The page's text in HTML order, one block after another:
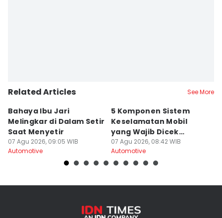
Related Articles See More
Bahaya Ibu Jari
Melingkar di Dalam Setir
Saat Menyetir
07 Agu 2026, 09:05 WIB
Automotive
5 Komponen Sistem
Keselamatan Mobil
yang Wajib Dicek
Secara Rutin
07 Agu 2026, 08:42 WIB
Automotive